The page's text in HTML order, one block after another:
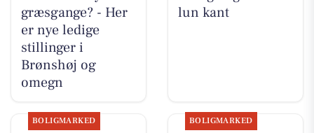
græsgange? - Her
er nye ledige
stillinger i
Brønshøj og
omegn
lun kant
BOLIGMARKED BOLIGMARKED